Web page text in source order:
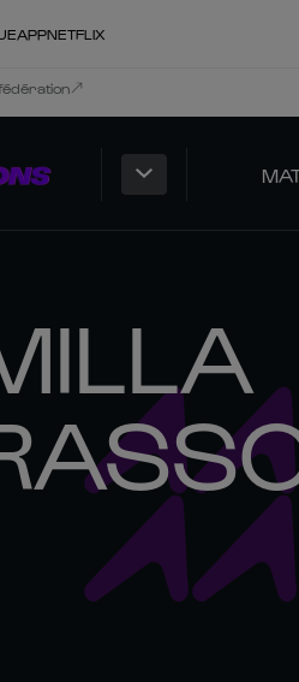
APPNETFLIX